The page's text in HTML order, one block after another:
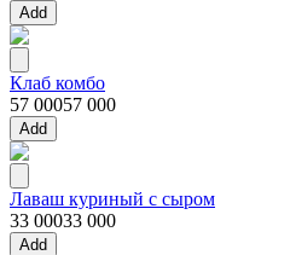
Add
Клаб комбо
57 00057 000
Add
Лаваш куриный с сыром
33 00033 000
Add